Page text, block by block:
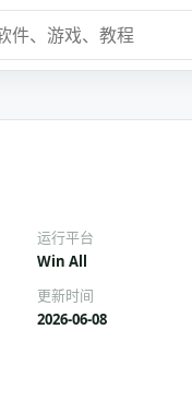
运行平台
Win All
更新时间
2026-06-08